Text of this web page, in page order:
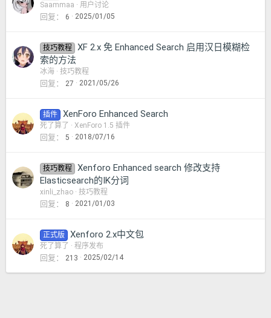
Saammaa 用户讨论
回复 6 2025/01/05
技巧教程
XF 2.x 免 Enhanced Search 启用汉日模糊检
索的方法
冰海 技巧教程
回复 27 2021/05/26
插件 XenForo Enhanced Search
死了算了 XenForo 1.5 插件
回复 5 2018/07/16
技巧教程
Xenforo Enhanced search 修改支持
Elasticsearch的IK分词
xinli_zhao 技巧教程
回复 8 2021/01/03
正式版 Xenforo 2.x中文包
死了算了 程序发布
回复 213 2025/02/14